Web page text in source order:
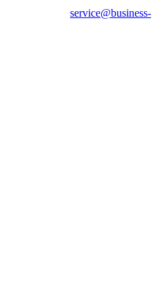
service@business-